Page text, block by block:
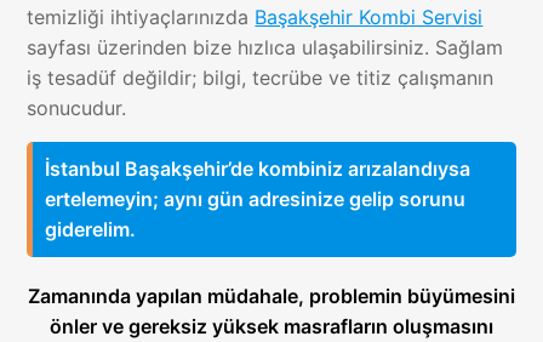
temizliği ihtiyaçlarınızda Başakşehir Kombi Servisi
sayfası üzerinden bize hızlıca ulaşabilirsiniz. Sağlam
iş tesadüf değildir; bilgi, tecrübe ve titiz çalışmanın
sonucudur.
İstanbul Başakşehir’de kombiniz arızalandıysa
ertelemeyin; aynı gün adresinize gelip sorunu
giderelim.
Zamanında yapılan müdahale, problemin büyümesini
önler ve gereksiz yüksek masrafların oluşmasını